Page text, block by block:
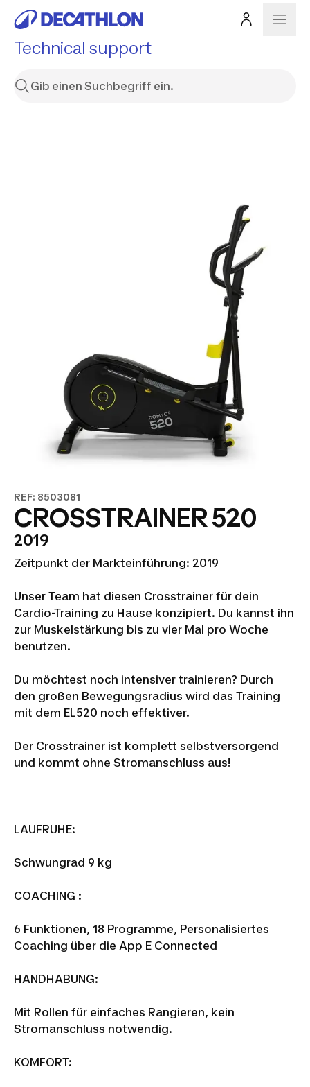
Technical support
REF: 8503081
CROSSTRAINER 520
2019
Zeitpunkt der Markteinführung: 2019
Unser Team hat diesen Crosstrainer für dein
Cardio-Training zu Hause konzipiert. Du kannst ihn
zur Muskelstärkung bis zu vier Mal pro Woche
benutzen.
Du möchtest noch intensiver trainieren? Durch
den großen Bewegungsradius wird das Training
mit dem EL520 noch effektiver.
Der Crosstrainer ist komplett selbstversorgend
und kommt ohne Stromanschluss aus!
LAUFRUHE:
Schwungrad 9 kg
COACHING :
6 Funktionen, 18 Programme, Personalisiertes
Coaching über die App E Connected
HANDHABUNG:
Mit Rollen für einfaches Rangieren, kein
Stromanschluss notwendig.
KOMFORT: